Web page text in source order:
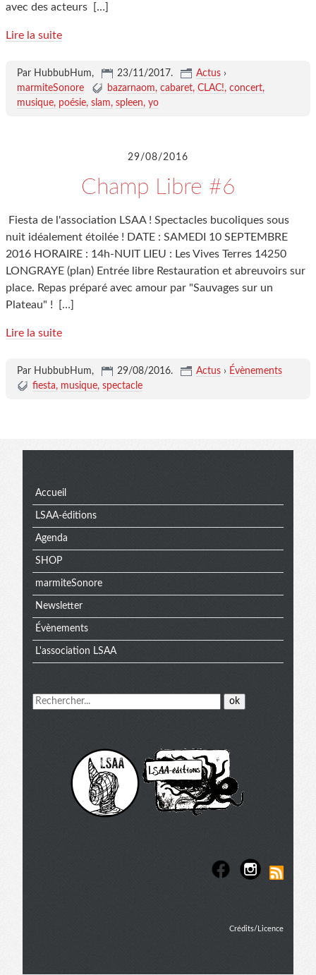
avec des acteurs
[…]
Lire la suite
Par HubbubHum, 23/11/2017. Actus›
marmiteSonore
bazarnaom cabaret CLAC! concert
musique poésie slam spleen yo
29/08/2016
Champ Libre #6
Fiesta de l'association LSAA ! Spectacles bucoliques sous
nuit idéalement étoilée ! DATE : SAMEDI 10 SEPTEMBRE
2016 HORAIRE : 14h-NUIT LIEU : Les Vives Terres 14250
LONGRAYE (plan) Entrée libre Restauration et abreuvoirs sur
place. Repas préparé avec amour par "Sauvages sur un
Plateau" !
[…]
Lire la suite
Par HubbubHum, 29/08/2016. Actus› Évènements
fiesta
musique spectacle
Menu
Accueil
LSAA-éditions
Agenda
SHOP
marmiteSonore
Newsletter
Évènements
L'association LSAA
Crédits/Licence